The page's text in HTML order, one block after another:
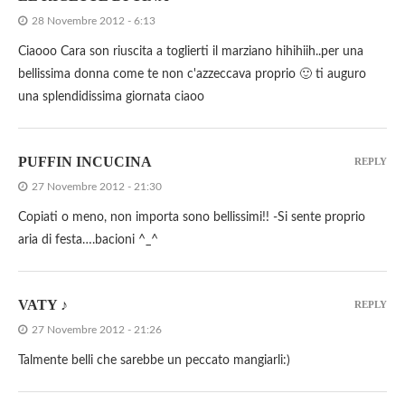
28 Novembre 2012 - 6:13
Ciaooo Cara son riuscita a toglierti il marziano hihihiih..per una
bellissima donna come te non c'azzeccava proprio 🙂 ti auguro
una splendidissima giornata ciaoo
PUFFIN INCUCINA
27 Novembre 2012 - 21:30
Copiati o meno, non importa sono bellissimi!! -Si sente proprio
aria di festa….bacioni ^_^
REPLY
VATY ♪
27 Novembre 2012 - 21:26
Talmente belli che sarebbe un peccato mangiarli:)
REPLY